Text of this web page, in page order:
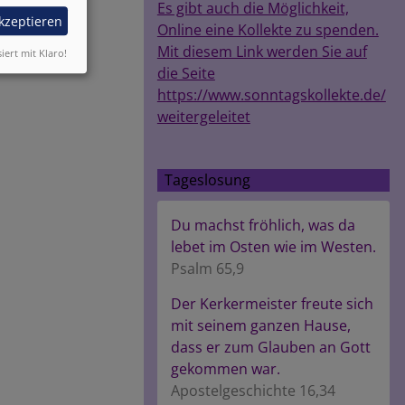
Es gibt auch die Möglichkeit,
Online eine Kollekte zu spenden.
Mit diesem Link werden Sie auf
die Seite
https://www.sonntagskollekte.de/
weitergeleitet
Tageslosung
Du machst fröhlich, was da
lebet im Osten wie im Westen.
Psalm 65,9
Der Kerkermeister freute sich
mit seinem ganzen Hause,
dass er zum Glauben an Gott
gekommen war.
Apostelgeschichte 16,34
mit Klaro!